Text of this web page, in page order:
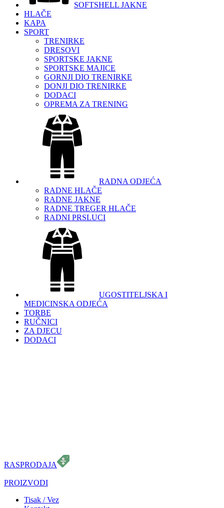
SOFTSHELL JAKNE
HLAČE
KAPA
SPORT
TRENIRKE
DRESOVI
SPORTSKE JAKNE
SPORTSKE MAJICE
GORNJI DIO TRENIRKE
DONJI DIO TRENIRKE
DODACI
OPREMA ZA TRENING
RADNA ODJEĆA
RADNE HLAČE
RADNE JAKNE
RADNE TREGER HLAČE
RADNI PRSLUCI
UGOSTITELJSKA I
MEDICINSKA ODJEĆA
TORBE
RUČNICI
ZA DJECU
DODACI
RASPRODAJA
PROIZVODI
Tisak / Vez